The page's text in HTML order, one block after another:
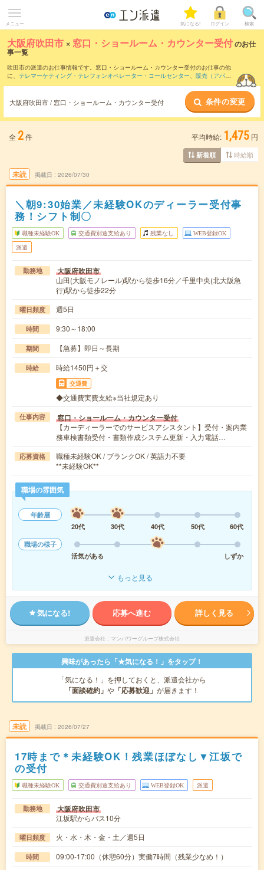
メニュー 気になる! ログイン 検索
大阪府吹田市 × 窓口・ショールーム・カウンター受付のお仕
事一覧
吹田市の派遣のお仕事情報です。窓口・ショールーム・カウンター受付のお仕事の他
に、 テレマーケティング・テレフォンオペレーター・コールセンター、 販売（アパレ
などのこだわり条件で絞り込ん
でいただけます。職種辞典：窓口・ショールーム・カウンター受付のお仕事とは？と
は？
大阪府吹田市 / 窓口・ショールーム・カウンター受付 条件の変更
全 2件 平均時給: 1,475 円
新着順 時給順
未読 掲載日 2026/07/30
＼朝9:30始業／未経験OKのディーラー受付事
務！シフト制〇
職種未経験OK 交通費別途支給あり 残業なし WEB登録OK
派遣
勤務地 大阪府吹田市
山田(大阪モノレール)駅から徒歩16分／千里中央(北大阪急
行)駅から徒歩22分
曜日頻度 週5日
時間 9:30～18:00
期間 【急募】即日～長期
時給 時給1450円＋交
交通費
◆交通費実費支給※当社規定あり
仕事内容 窓口・ショールーム・カウンター受付
【カーディーラーでのサービスアシスタント】受付・案内業
務車検書類受付・書類作成システム更新・入力電話…
応募資格
職種未経験OK / ブランクOK / 英語力不要
**未経験OK**
職場の雰囲気
年齢層
20代
30代 40代 50代
60代
職場の様子
活気がある
しずか
もっと見る
気になる! 応募へ進む 詳しく見る
派遣会社 マンパワーグループ株式会社
興味があったら「★気になる！」をタップ！
「気になる！」を押しておくと、派遣会社から
「面談確約」 や 「応募歓迎」 が届きます！
未読 掲載日 2026/07/27
17時まで＊未経験OK！残業ほぼなし▼江坂で
の受付
職種未経験OK 交通費別途支給あり WEB登録OK 派遣
勤務地 大阪府吹田市
江坂駅からバス10分
曜日頻度 火・水・木・金・土／週5日
時間 09:00-17:00（休憩60分）実働7時間（残業少なめ！）